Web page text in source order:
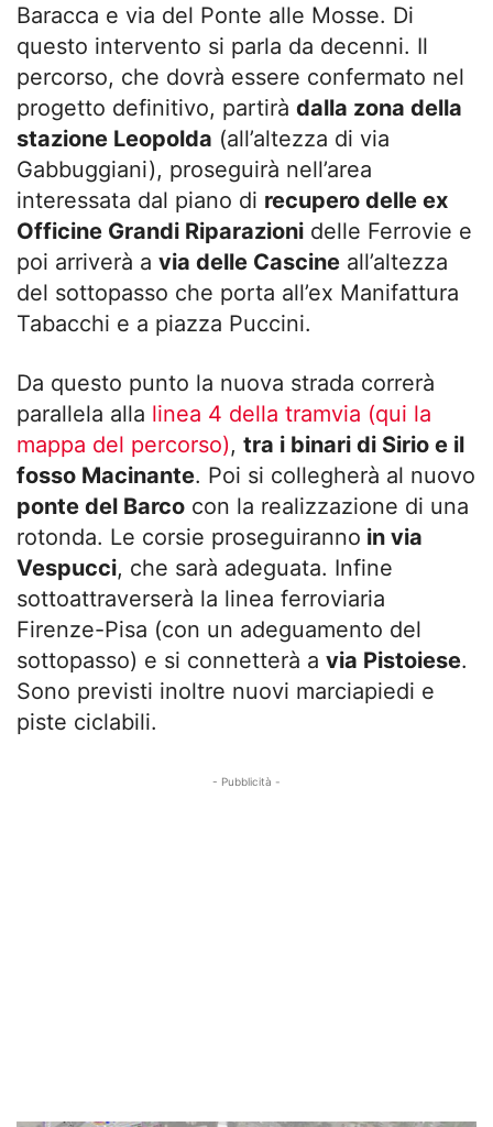
Baracca e via del Ponte alle Mosse. Di
questo intervento si parla da decenni. Il
percorso, che dovrà essere confermato nel
progetto definitivo, partirà dalla zona della
stazione Leopolda (all’altezza di via
Gabbuggiani), proseguirà nell’area
interessata dal piano di recupero delle ex
Officine Grandi Riparazioni delle Ferrovie e
poi arriverà a via delle Cascine all’altezza
del sottopasso che porta all’ex Manifattura
Tabacchi e a piazza Puccini.
Da questo punto la nuova strada correrà
parallela alla linea 4 della tramvia (qui la
mappa del percorso), tra i binari di Sirio e il
fosso Macinante. Poi si collegherà al nuovo
ponte del Barco con la realizzazione di una
rotonda. Le corsie proseguiranno in via
Vespucci, che sarà adeguata. Infine
sottoattraverserà la linea ferroviaria
Firenze-Pisa (con un adeguamento del
sottopasso) e si connetterà a via Pistoiese.
Sono previsti inoltre nuovi marciapiedi e
piste ciclabili.
- Pubblicità -